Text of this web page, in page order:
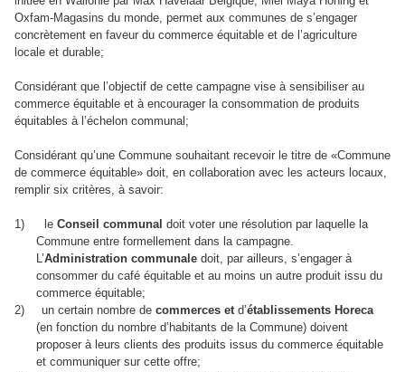
Oxfam-Magasins du monde, permet aux communes de s’engager
concrètement en faveur du commerce équitable et de l’agriculture
locale et durable;
Considérant que l’objectif de cette campagne vise à sensibiliser au
commerce équitable et à encourager la consommation de produits
équitables à l’échelon communal;
Considérant qu’une Commune souhaitant recevoir le titre de «Commune
de commerce équitable» doit, en collaboration avec les acteurs locaux,
remplir six critères, à savoir:
1) le Conseil communal doit voter une résolution par laquelle la
Commune entre formellement dans la campagne.
L’Administration communale doit, par ailleurs, s’engager à
consommer du café équitable et au moins un autre produit issu du
commerce équitable;
2)
un certain nombre de commerces etd’établissements Horeca
(en fonction du nombre d’habitants de la Commune) doivent
proposer à leurs clients des produits issus du commerce équitable
et communiquer sur cette offre;